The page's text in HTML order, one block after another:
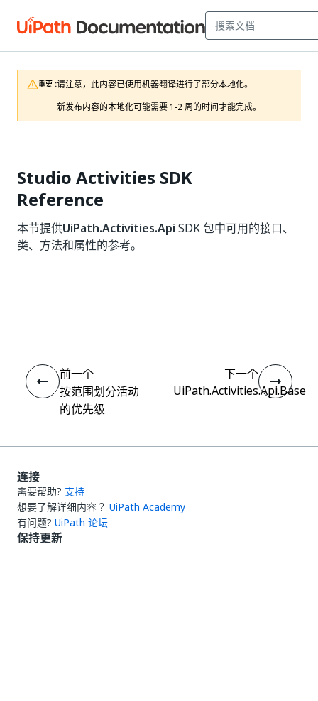
重要 :请注意，此内容已使用机器翻译进行了部分本地化。
新发布内容的本地化可能需要 1-2 周的时间才能完成。
Studio Activities SDK
Reference
本节提供UiPath.Activities.Api SDK 包中可用的接口、
类、方法和属性的参考。
前一个
按范围划分活动
的优先级
下一个
UiPath.Activities.Api.Base
连接
需要帮助? 支持
想要了解详细内容？ UiPath Academy
有问题? UiPath 论坛
保持更新